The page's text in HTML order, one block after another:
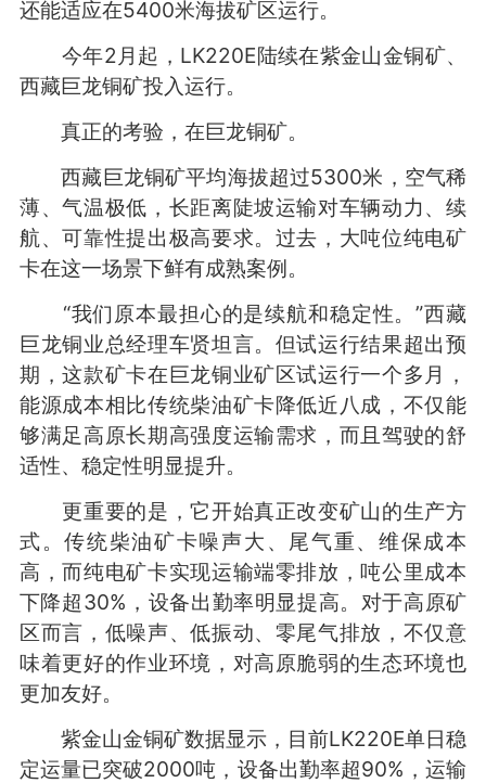
还能适应在5400米海拔矿区运行。
今年2月起，LK220E陆续在紫金山金铜矿、
西藏巨龙铜矿投入运行。
真正的考验，在巨龙铜矿。
西藏巨龙铜矿平均海拔超过5300米，空气稀
薄、气温极低，长距离陡坡运输对车辆动力、续
航、可靠性提出极高要求。过去，大吨位纯电矿
卡在这一场景下鲜有成熟案例。
“我们原本最担心的是续航和稳定性。”西藏
巨龙铜业总经理车贤坦言。但试运行结果超出预
期，这款矿卡在巨龙铜业矿区试运行一个多月，
能源成本相比传统柴油矿卡降低近八成，不仅能
够满足高原长期高强度运输需求，而且驾驶的舒
适性、稳定性明显提升。
更重要的是，它开始真正改变矿山的生产方
式。传统柴油矿卡噪声大、尾气重、维保成本
高，而纯电矿卡实现运输端零排放，吨公里成本
下降超30%，设备出勤率明显提高。对于高原矿
区而言，低噪声、低振动、零尾气排放，不仅意
味着更好的作业环境，对高原脆弱的生态环境也
更加友好。
紫金山金铜矿数据显示，目前LK220E单日稳
定运量已突破2000吨，设备出勤率超90%，运输